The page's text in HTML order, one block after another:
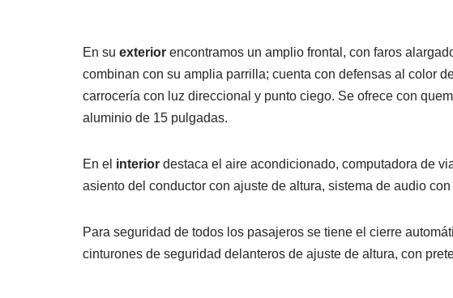
En su exterior encontramos un amplio frontal, con faros
combinan con su amplia parrilla; cuenta con defensas al color
carrocería con luz direccional y punto ciego. Se ofrece con
aluminio de 15 pulgadas.
En el interior destaca el aire acondicionado, computadora de
asiento del conductor con ajuste de altura, sistema de audio
Para seguridad de todos los pasajeros se tiene el cierre
cinturones de seguridad delanteros de ajuste de altura, con